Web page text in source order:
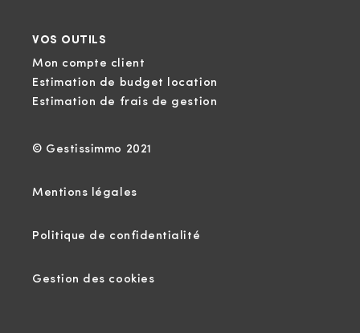
VOS OUTILS
Mon compte client
Estimation de budget location
Estimation de frais de gestion
© Gestissimmo 2021
Mentions légales
Politique de confidentialité
Gestion des cookies